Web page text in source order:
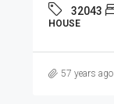
32043
HOUSE
57 years ago